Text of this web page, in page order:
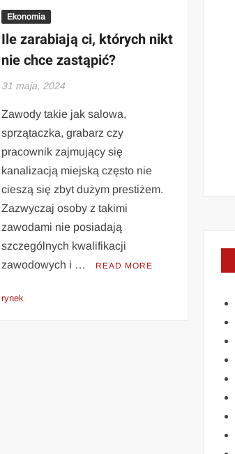
Ekonomia
Ile zarabiają ci, których nikt
nie chce zastąpić?
31 maja, 2024
Zawody takie jak salowa,
sprzątaczka, grabarz czy
pracownik zajmujący się
kanalizacją miejską często nie
cieszą się zbyt dużym prestiżem.
Zazwyczaj osoby z takimi
zawodami nie posiadają
szczególnych kwalifikacji
zawodowych i …
READ MORE
rynek